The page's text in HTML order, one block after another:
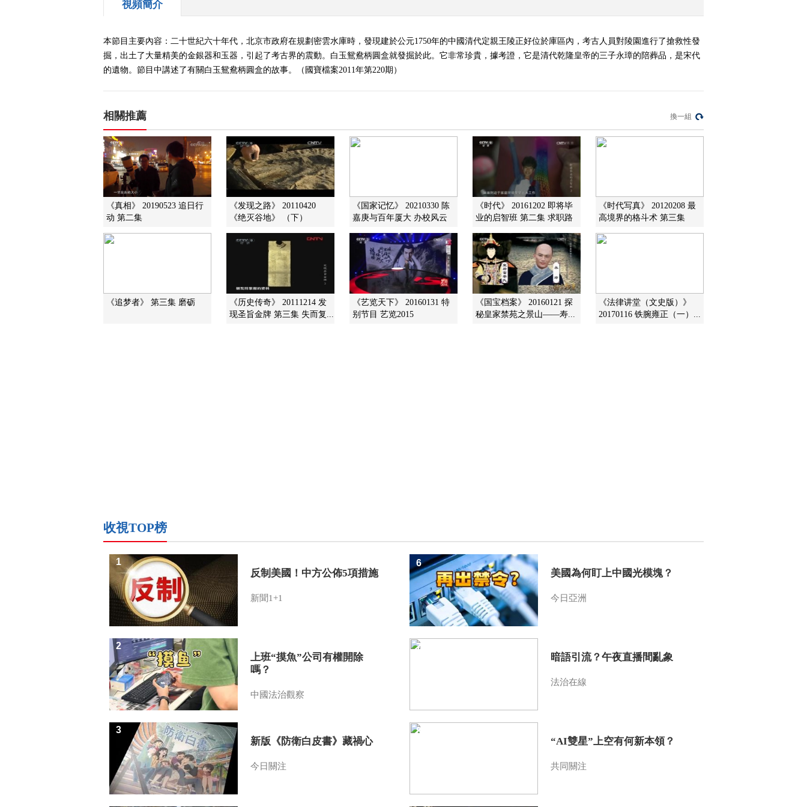
視頻簡介
本節目主要內容：二十世紀六十年代，北京市政府在規劃密雲水庫時，發現建於公元1750年的中國清代定親王陵正好位於庫區內，考古人員對陵園進行了搶救性發
掘，出土了大量精美的金銀器和玉器，引起了考古界的震動。白玉鴛鴦柄圓盒就發掘於此。它非常珍貴，據考證，它是清代乾隆皇帝的三子永璋的陪葬品，是宋代
的遺物。節目中講述了有關白玉鴛鴦柄圓盒的故事。（國寶檔案2011年第220期）
相關推薦 換一組
《真相》 20190523 追日行
动 第二集
《发现之路》 20110420
《绝灭谷地》 （下）
《国家记忆》 20210330 陈
嘉庚与百年厦大 办校风云
《时代》 20161202 即将毕
业的启智班 第二集 求职路
《时代写真》 20120208 最
高境界的格斗术 第三集
《追梦者》 第三集 磨砺
《历史传奇》 20111214 发
现圣旨金牌 第三集 失而复...
《艺览天下》 20160131 特
别节目 艺览2015
《国宝档案》 20160121 探
秘皇家禁苑之景山——寿...
《法律讲堂（文史版）》
20170116 铁腕雍正（一）...
收視TOP榜
反制美國！中方公佈5項措施
新聞1+1
1
上班“摸魚”公司有權開除
嗎？
中國法治觀察
2
新版《防衛白皮書》藏禍心
今日關注
3
美國為何盯上中國光模塊？
今日亞洲
6
暗語引流？午夜直播間亂象
法治在線
7
“AI雙星”上空有何新本領？
共同關注
8